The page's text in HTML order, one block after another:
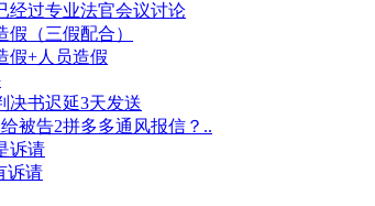
经过专业法官会议讨论
（三假配合）
假+人员造假
决书迟延3天发送
被告2拼多多通风报信？..
诉请
诉请